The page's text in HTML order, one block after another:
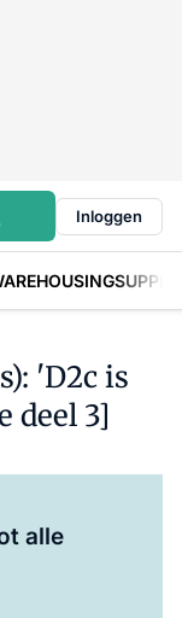
Inloggen
'D2c is
deel 3]
alle